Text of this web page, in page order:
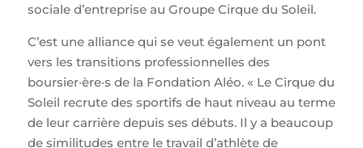
sociale d’entreprise au Groupe Cirque du Soleil.
C’est une alliance qui se veut également un pont
vers les transitions professionnelles des
boursier·ère·s de la Fondation Aléo. « Le Cirque du
Soleil recrute des sportifs de haut niveau au terme
de leur carrière depuis ses débuts. Il y a beaucoup
de similitudes entre le travail d’athlète de